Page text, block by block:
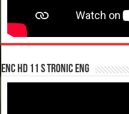
enc hd 11 S tronic ENG